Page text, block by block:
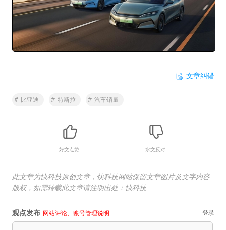
文章纠错
# 比亚迪 # 特斯拉 # 汽车销量
好文点赞 水文反对
此文章为快科技原创文章，快科技网站保留文章图片及文字内容
版权，如需转载此文章请注明出处：快科技
观点发布 网站评论、账号管理说明 登录